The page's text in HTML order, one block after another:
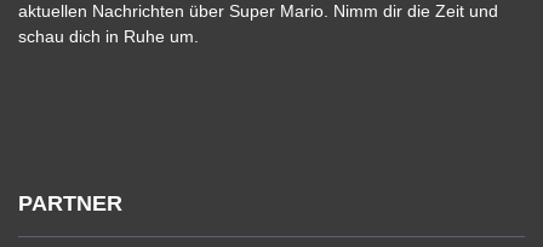
aktuellen Nachrichten über Super Mario. Nimm dir die Zeit und
schau dich in Ruhe um.
PARTNER